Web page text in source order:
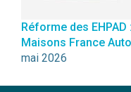
Réforme des
Maisons France
mai 2026